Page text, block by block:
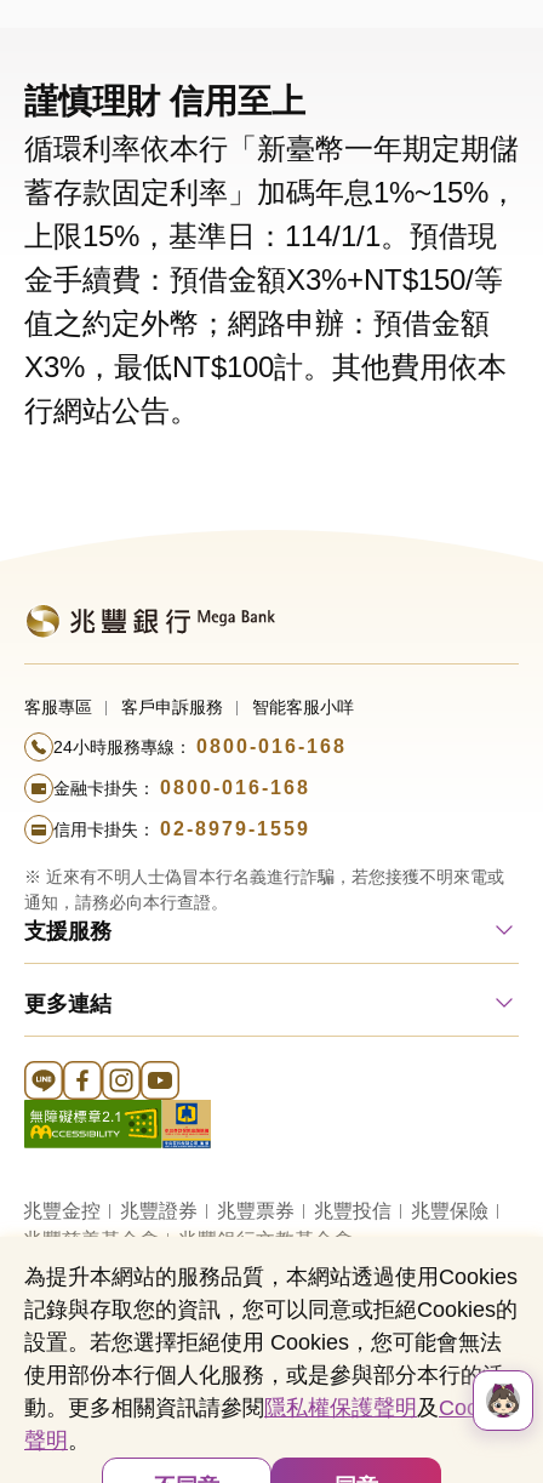
謹慎理財 信用至上
循環利率依本行「新臺幣一年期定期儲
蓄存款固定利率」加碼年息1%~15%，
上限15%，基準日：114/1/1。預借現
金手續費：預借金額X3%+NT$150/等
值之約定外幣；網路申辦：預借金額
X3%，最低NT$100計。其他費用依本
行網站公告。
客服專區 客戶申訴服務 智能客服小咩
24小時服務專線： 0800-016-168
金融卡掛失： 0800-016-168
信用卡掛失： 02-8979-1559
※ 近來有不明人士偽冒本行名義進行詐騙，若您接獲不明來電或
通知，請務必向本行查證。
支援服務
更多連結
Line 官方帳號
FB 官方帳號
Instagram 官方帳號
YouTube 官方帳號
兆豐金控 兆豐證券 兆豐票券 兆豐投信
兆豐保險
兆豐慈善基金會
兆豐銀行文教基金會
網站導覽 法定公開揭露事項
機構投資人盡職治理
隱私權聲明
共同行銷專區 國內外幣清算
營業人：兆豐國際商業銀行股份有限公司
營利事業統一編號：03705903
Copyright © by Mega International Commercial
為提升本網站的服務品質，本網站透過使用Cookies
記錄與存取您的資訊，您可以同意或拒絕Cookies的
設置。若您選擇拒絕使用 Cookies，您可能會無法
使用部份本行個人化服務，或是參與部分本行的活
動。更多相關資訊請參閱 隱私權保護聲明 及 Cookies
聲明 。